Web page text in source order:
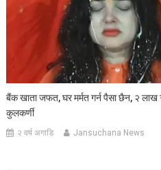
बैंक खाता जफत, घर मर्मत गर्न पैसा छैन, २
कुलकर्णी
२ वर्ष अगाडि Jansuchana News